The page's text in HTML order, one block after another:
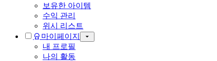
보유한 아이템
수익 관리
위시 리스트
마이페이지
내 프로필
나의 활동